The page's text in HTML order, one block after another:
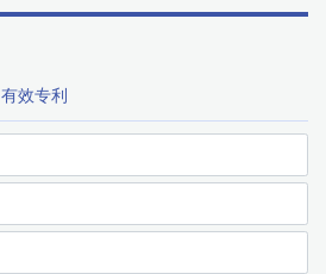
有效专利